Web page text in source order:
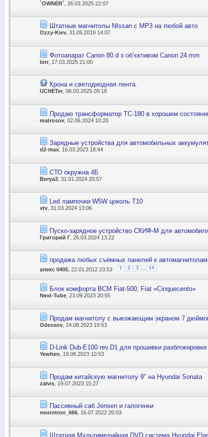
`OWNER` , 26.03.2025 22:07
Штатные магнитолы NIssan с MP3 на любой авто
Ozzy-Kiev , 31.05.2019 14:07
Фотоапарат Canon 80 d з обʼєктивом Сanon 24 mm
lorr , 17.03.2025 21:00
Крона и светодиодная лента.
UCHETer , 06.03.2025 09:18
Продаю трансформатор ТС-180 в хорошем
matrosov , 02.06.2024 10:20
Зарядные устройства для автомобильных
d2-max , 16.03.2023 18:44
СТО окружна 4Б
Borya3 , 31.01.2024 20:57
Led лампочки W5W цоколь T10
vtv , 31.03.2024 13:06
Пуско-зарядное устройство СКИФ-М для
Григорий Г , 26.03.2024 13:22
продажа любых съёмных панелей к автомагнитолам
алекс 0405 , 22.01.2012 23:53 1 2 3 14
Блок комфорта BCM Fiat-500, Fiat «Сinquecento»
Next-Tube, 23.09.2023 20:55
Продам магнитолу с выезжающим экраном 7
Odessov , 24.08.2023 19:53
D-Link Dub-E100 rev.D1 для прошивки
Yewhen , 19.08.2023 10:53
Продам китайскую магнитолу 9" на Hyundai Sonata
zalvis , 19.07.2023 15:27
Пассивный саб Jensen и галогенки
neurotron_666 , 16.07.2022 20:03
Штатная Мультимедийная DVD система Hyundai